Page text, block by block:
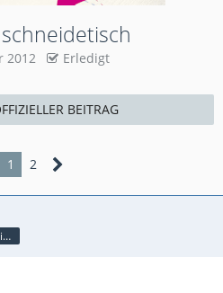
2012 Erledigt
BEITRAG
1 2
Mitglieder mit gewerblicher Verbindung, auch als Mitarbeiter/in